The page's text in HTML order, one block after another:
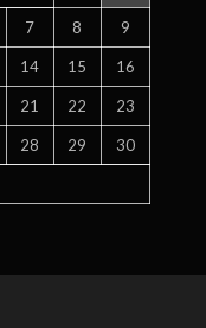
7 8 9
14 15 16
21 22 23
28 29 30